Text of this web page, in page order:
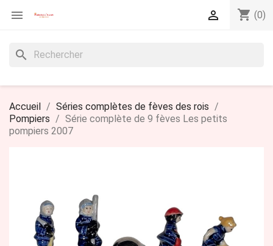
 shopping_cart (0)

search
Accueil
Séries complètes de fèves des rois
Pompiers
Série complète de 9 fèves Les petits
pompiers 2007